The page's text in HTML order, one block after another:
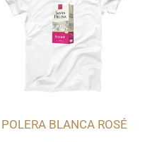
POLERA BLANCA ROSÉ